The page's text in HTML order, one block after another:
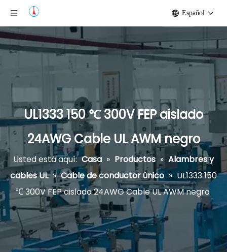
Español
UL1333 150 ℃ 300V FEP aislado
24AWG Cable UL AWM negro
Usted está aquí: Casa » Productos » Alambres y
cables UL » Cable de conductor único » UL1333 150
℃ 300V FEP aislado 24AWG Cable UL AWM negro